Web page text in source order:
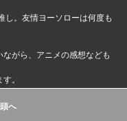
し。友情ヨーソローは何度も
がら、アニメの感想なども
。
ャンシャンしています
へ